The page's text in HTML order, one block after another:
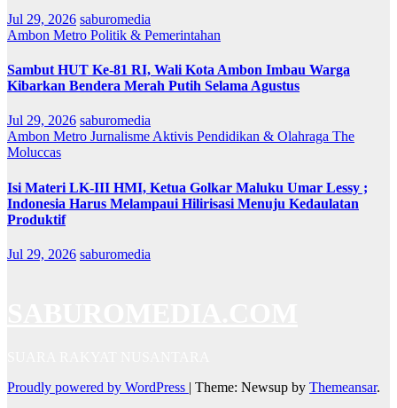
Jul 29, 2026 saburomedia
Ambon Metro Politik & Pemerintahan
Sambut HUT Ke-81 RI, Wali Kota Ambon Imbau Warga
Kibarkan Bendera Merah Putih Selama Agustus
Jul 29, 2026 saburomedia
Ambon Metro Jurnalisme Aktivis Pendidikan & Olahraga The
Moluccas
Isi Materi LK-III HMI, Ketua Golkar Maluku Umar Lessy ;
Indonesia Harus Melampaui Hilirisasi Menuju Kedaulatan
Produktif
Jul 29, 2026 saburomedia
Proudly powered by WordPress | Theme: Newsup by Themeansar.